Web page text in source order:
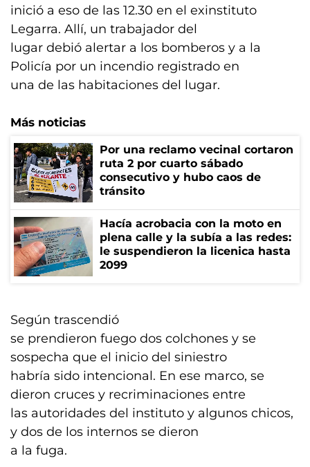
inició a eso de las 12.30 en el exinstituto
Legarra. Allí, un trabajador del
lugar debió alertar a los bomberos y a la
Policía por un incendio registrado en
una de las habitaciones del lugar.
Más noticias
Por una reclamo vecinal cortaron
ruta 2 por cuarto sábado
consecutivo y hubo caos de
tránsito
Hacía acrobacia con la moto en
plena calle y la subía a las redes:
le suspendieron la licenica hasta
2099
Según trascendió
se prendieron fuego dos colchones y se
sospecha que el inicio del siniestro
habría sido intencional. En ese marco, se
dieron cruces y recriminaciones entre
las autoridades del instituto y algunos chicos,
y dos de los internos se dieron
a la fuga.